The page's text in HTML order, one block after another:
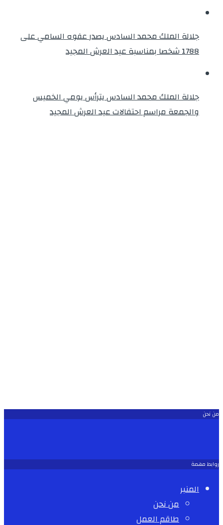
جلالة الملك محمد السادس يصدر عفوه السامي على
1788 شخصا بمناسبة عيد العرش المجيد
جلالة الملك محمد السادس يترأس يومي الخميس
والجمعة مراسم احتفالات عيد العرش المجيد
من نحن
روابط مهمة
المنبر
من نحن
طاقم العمل